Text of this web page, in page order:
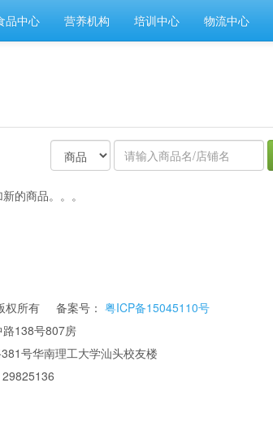
品中心 营养机构 培训中心 物流中心
的商品。。。
权所有 备案号： 粤ICP备15045110号
138号807房
理工大学汕头校友楼